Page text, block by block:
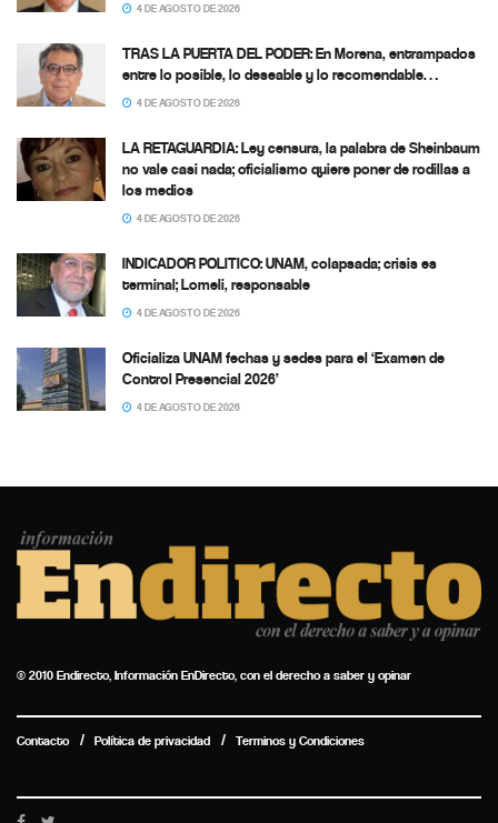
4 DE AGOSTO DE 2026
TRAS LA PUERTA DEL PODER: En Morena, entrampados
entre lo posible, lo deseable y lo recomendable…
4 DE AGOSTO DE 2026
LA RETAGUARDIA: Ley censura, la palabra de Sheinbaum
no vale casi nada; oficialismo quiere poner de rodillas a
los medios
4 DE AGOSTO DE 2026
INDICADOR POLITICO: UNAM, colapsada; crisis es
terminal; Lomeli, responsable
4 DE AGOSTO DE 2026
Oficializa UNAM fechas y sedes para el ‘Examen de
Control Presencial 2026’
4 DE AGOSTO DE 2026
© 2010 Endirecto, Información EnDirecto, con el derecho a saber y opinar
Contacto Política de privacidad Terminos y Condiciones